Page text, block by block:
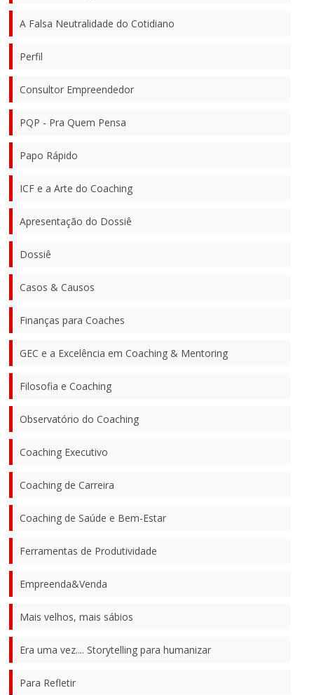
A Falsa Neutralidade do Cotidiano
Perfil
Consultor Empreendedor
PQP - Pra Quem Pensa
Papo Rápido
ICF e a Arte do Coaching
Apresentação do Dossiê
Dossiê
Casos & Causos
Finanças para Coaches
GEC e a Excelência em Coaching & Mentoring
Filosofia e Coaching
Observatório do Coaching
Coaching Executivo
Coaching de Carreira
Coaching de Saúde e Bem-Estar
Ferramentas de Produtividade
Empreenda&Venda
Mais velhos, mais sábios
Era uma vez.... Storytelling para humanizar
Para Refletir